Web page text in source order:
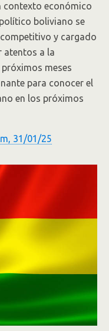
contexto económico
boliviano se
y cargado
atentos a la
meses
para conocer el
en los próximos
31/01/25